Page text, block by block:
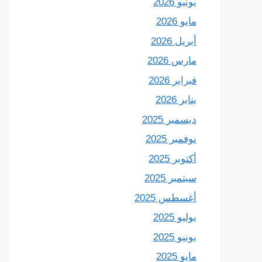
مايو 2026
أبريل 2026
مارس 2026
فبراير 2026
يناير 2026
ديسمبر 2025
نوفمبر 2025
أكتوبر 2025
سبتمبر 2025
أغسطس 2025
يوليو 2025
يونيو 2025
مايو 2025